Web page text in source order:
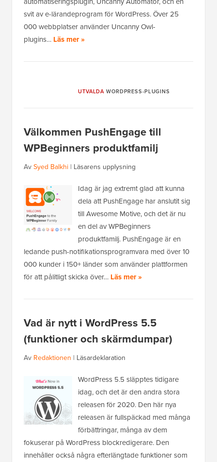
svit av e-lärandeprogram för WordPress. Över 25
000 webbplatser använder Uncanny Owl-
plugins… Läs mer »
UTVALDA WORDPRESS-PLUGINS
Välkommen PushEngage till
WPBeginners produktfamilj
AvSyed Balkhi | Läsarens upplysning
Idag är jag extremt glad att kunna
dela att PushEngage har anslutit sig
till Awesome Motive, och det är nu
en del av WPBeginners
produktfamilj. PushEngage är en
ledande push-notifikationsprogramvara med över 10
000 kunder i 150+ länder som använder plattformen
för att pålitligt skicka över… Läs mer »
Vad är nytt i WordPress 5.5
(funktioner och skärmdumpar)
Av Redaktionen | Läsardeklaration
WordPress 5.5 släpptes tidigare
idag, och det är den andra stora
releasen för 2020. Den här nya
releasen är fullspäckad med många
förbättringar, många av dem
fokuserar på WordPress blockredigerare. Den
innehåller också några efterlängtade funktioner som